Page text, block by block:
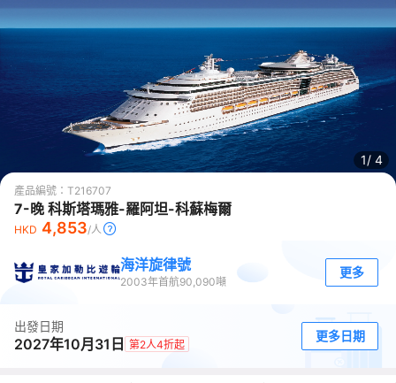
1/ 4
產品編號： T216707
7-晚 科斯塔瑪雅-羅阿坦-科蘇梅爾
HKD 4,853/人
海洋旋律號
2003年首航90,090噸
更多
出發日期
2027年10月31日 第2人4折起
更多日期